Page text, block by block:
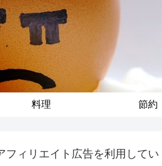
料理 節約
ィリエイト広告を利用してい